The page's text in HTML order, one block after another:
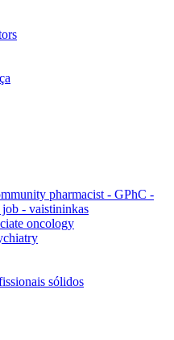
pharmacist - GPhC -
- vaistininkas
oncology
sólidos